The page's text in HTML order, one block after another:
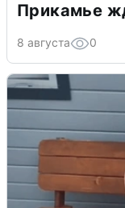
Прикамье
8 августа 0